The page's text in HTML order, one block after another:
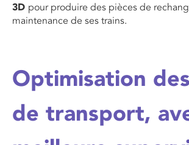
3D pour produire des pièces de
maintenance de ses trains.
Optimisation
de transport,